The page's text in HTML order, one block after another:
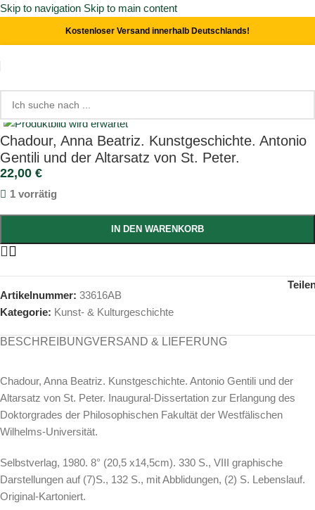
Skip to navigation Skip to main content
Kostenloser Versand innerhalb Deutschlands!
Start/ Kunst- & Kulturgeschichte
Click to enlarge
Chadour, Anna Beatriz. Kunstgeschichte. Antonio
Gentili und der Altarsatz von St. Peter.
22,00 €
1 vorrätig
IN DEN WARENKORB
Artikelnummer: 33616AB
Kategorie: Kunst- & Kulturgeschichte
BESCHREIBUNGVERSAND & LIEFERUNG
Chadour, Anna Beatriz. Kunstgeschichte. Antonio Gentili und der
Altarsatz von St. Peter. Inaugural-Dissertation zur Erlangung des
Doktorgrades der Philosophischen Fakultät der Westfälischen
Wilhelms-Universität.
Selbstverlag, 1980. 8° (20,5 x14,5cm). 330 S., VIII graphische
Darstellungen auf (7)S., 132 S., mit Abblidungen, (2) S. Lebenslauf.
Original-Kartoniert.